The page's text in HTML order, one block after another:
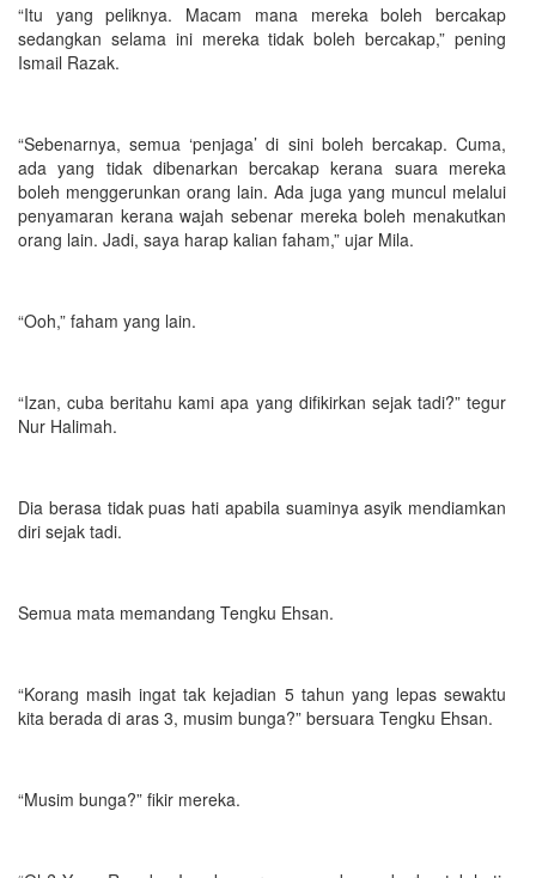
“Itu yang peliknya. Macam mana mereka boleh bercakap
sedangkan selama ini mereka tidak boleh bercakap,” pening
Ismail Razak.
“Sebenarnya, semua ‘penjaga’ di sini boleh bercakap. Cuma,
ada yang tidak dibenarkan bercakap kerana suara mereka
boleh menggerunkan orang lain. Ada juga yang muncul melalui
penyamaran kerana wajah sebenar mereka boleh menakutkan
orang lain. Jadi, saya harap kalian faham,” ujar Mila.
“Ooh,” faham yang lain.
“Izan, cuba beritahu kami apa yang difikirkan sejak tadi?” tegur
Nur Halimah.
Dia berasa tidak puas hati apabila suaminya asyik mendiamkan
diri sejak tadi.
Semua mata memandang Tengku Ehsan.
“Korang masih ingat tak kejadian 5 tahun yang lepas sewaktu
kita berada di aras 3, musim bunga?” bersuara Tengku Ehsan.
“Musim bunga?” fikir mereka.